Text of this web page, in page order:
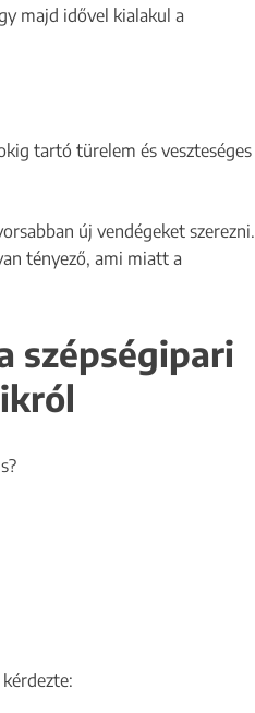
majd idővel kialakul a
tartó türelem és veszteséges
új vendégeket szerezni.
tényező, ami miatt a
szépségipari